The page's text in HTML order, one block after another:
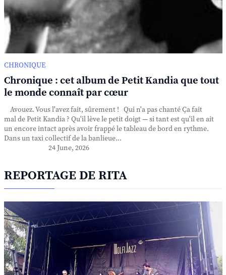
CHRONIQUE
Chronique : cet album de Petit Kandia que tout
le monde connaît par cœur
Avouez. Vous l'avez fait, sûrement ! Qui n'a pas chanté Ça fait
mal de Petit Kandia ? Qu'il lève le petit doigt — si tant est qu'il en ait
un encore intact après avoir frappé le tableau de bord en rythme.
Dans un taxi collectif de la banlieue...
24 June, 2026
REPORTAGE DE RITA